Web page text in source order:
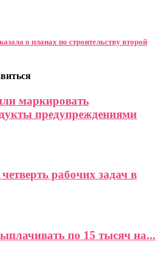
о планах по строительству второй
маркировать
предупреждениями
рабочих задач в
по 15 тысяч на...